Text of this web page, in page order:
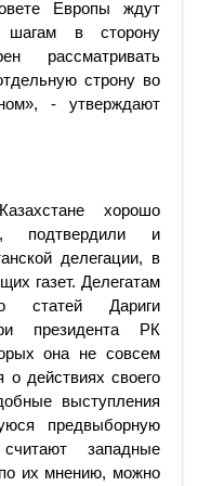
Европы ждут
шагам в сторону
рассматривать
строну во
- утверждают
хорошо
подтвердили и
делегации, в
газет. Делегатам
статей Дариги
президента РК
она не совсем
о действиях своего
выступления
предвыборную
западные
их мнению, можно